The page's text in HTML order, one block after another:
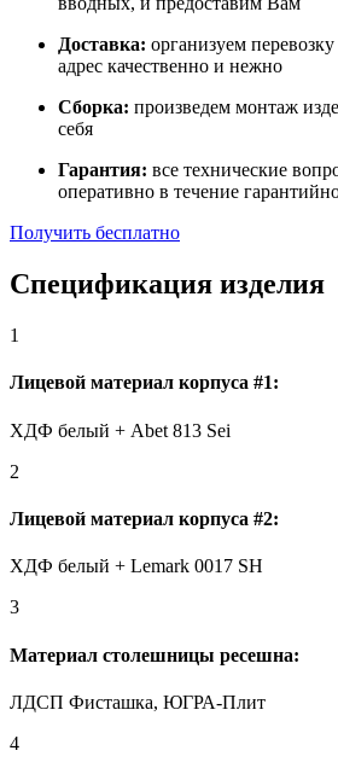
Доставка: организуем
адрес качественно и нежно
Сборка: произведем монтаж
себя
Гарантия: все технические
оперативно в течение
Получить бесплатно
Спецификация изделия
1
Лицевой материал корпуса #1:
ХДФ белый + Abet 813 Sei
2
Лицевой материал корпуса #2:
ХДФ белый + Lemark 0017 SH
3
Материал столешницы ресешна:
ЛДСП Фисташка, ЮГРА-Плит
4